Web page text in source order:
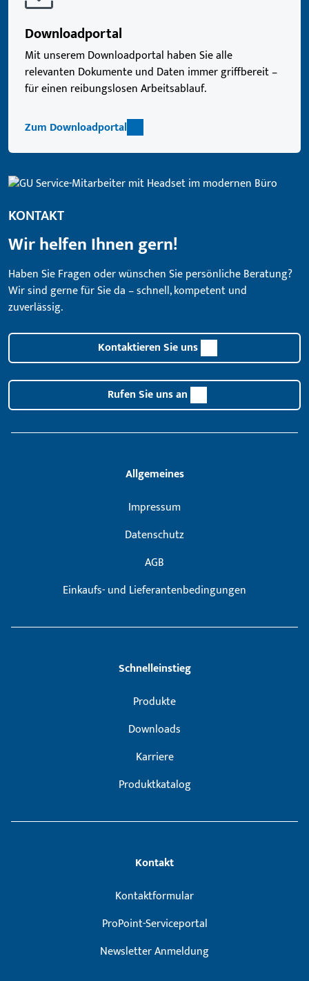
Downloadportal
Mit unserem Downloadportal haben Sie alle
relevanten Dokumente und Daten immer griffbereit –
für einen reibungslosen Arbeitsablauf.
Zum Downloadportal
KONTAKT
Wir helfen Ihnen gern!
Haben Sie Fragen oder wünschen Sie persönliche Beratung?
Wir sind gerne für Sie da – schnell, kompetent und
zuverlässig.
Kontaktieren Sie uns
Rufen Sie uns an
Allgemeines
Impressum
Datenschutz
AGB
Einkaufs- und Lieferantenbedingungen
Schnelleinstieg
Produkte
Downloads
Karriere
Produktkatalog
Kontakt
Kontaktformular
ProPoint-Serviceportal
Newsletter Anmeldung